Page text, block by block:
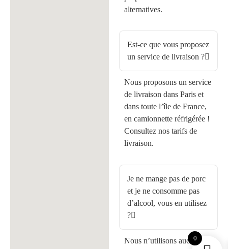
alternatives.
Est-ce que vous proposez
un service de livraison ?
Nous proposons un service
de livraison dans Paris et
dans toute l’île de France,
en camionnette réfrigérée !
Consultez nos tarifs de
livraison.
Je ne mange pas de porc
et je ne consomme pas
d’alcool, vous en utilisez
?
Nous n’utilisons aucune
0